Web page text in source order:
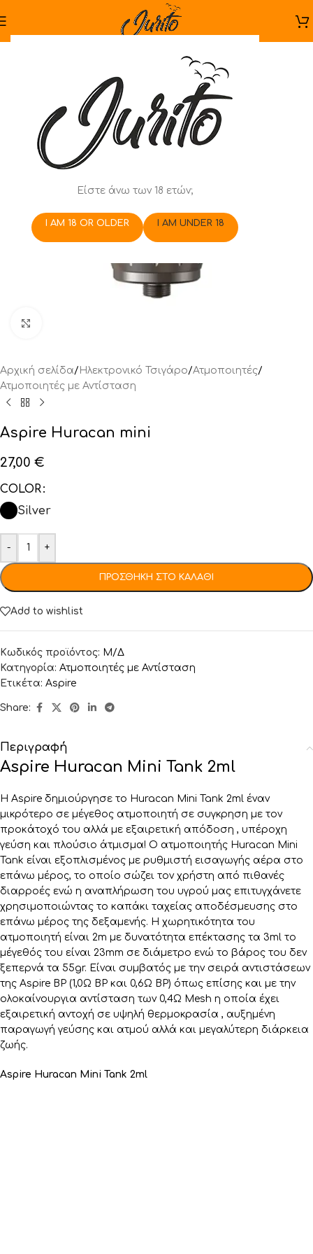
Είστε άνω των 18 ετών;
I AM 18 OR OLDER I AM UNDER 18
Αρχική σελίδα/ Ηλεκτρονικό Τσιγάρο/Ατμοποιητές/
Ατμοποιητές με Αντίσταση
Aspire Huracan mini
27,00 €
COLOR
Silver
- +
ΠΡΟΣΘΉΚΗ ΣΤΟ ΚΑΛΆΘΙ
Add to wishlist
Κωδικός προϊόντος: Μ/Δ
Κατηγορία: Ατμοποιητές με Αντίσταση
Ετικέτα: Aspire
Share:
Περιγραφή
Aspire Huracan Mini Tank 2ml
Η Aspire δημιούργησε το Huracan Mini Tank 2ml έναν
μικρότερο σε μέγεθος ατμοποιητή σε συγκρηση με τον
προκάτοχό του αλλά με εξαιρετική απόδοση , υπέροχη
γεύση και πλούσιο άτμισμα! O ατμοποιητής Huracan Mini
Tank είναι εξοπλισμένος με ρυθμιστή εισαγωγής αέρα στο
επάνω μέρος, το οποίο σώζει τον χρήστη από πιθανές
διαρροές ενώ η αναπλήρωση του υγρού μας επιτυγχάνετε
χρησιμοποιώντας το καπάκι ταχείας αποδέσμευσης στο
επάνω μέρος της δεξαμενής. Η χωρητικότητα του
ατμοποιητή είναι 2m με δυνατότητα επέκτασης τα 3ml το
μέγεθός του είναι 23mm σε διάμετρο ενώ το βάρος του δεν
ξεπερνά τα 55gr. Είναι συμβατός με την σειρά αντιστάσεων
της Aspire BP (1,0Ω BP και 0,6Ω BP) όπως επίσης και με την
ολοκαίνουργια αντίσταση των 0,4Ω Mesh η οποία έχει
εξαιρετική αντοχή σε υψηλή θερμοκρασία , αυξημένη
παραγωγή γεύσης και ατμού αλλά και μεγαλύτερη διάρκεια
ζωής.
Aspire Huracan Mini Tank 2ml